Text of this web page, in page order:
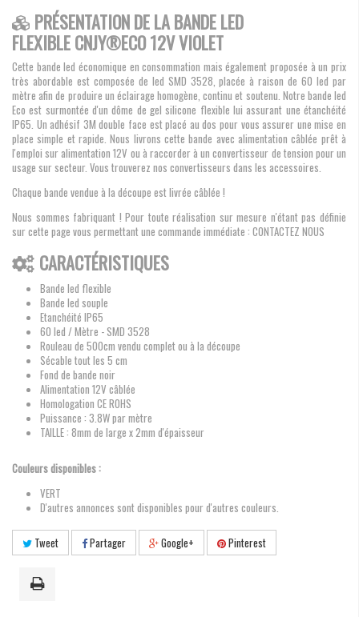
PRÉSENTATION DE LA BANDE LED
FLEXIBLE CNJY®ECO 12V VIOLET
Cette bande led économique en consommation mais également proposée à un prix
très abordable est composée de led SMD 3528, placée à raison de 60 led par
mètre afin de produire un éclairage homogène, continu et soutenu. Notre bande led
Eco est surmontée d'un dôme de gel silicone flexible lui assurant une étanchéité
IP65. Un adhésif 3M double face est placé au dos pour vous assurer une mise en
place simple et rapide. Nous livrons cette bande avec alimentation câblée prêt à
l'emploi sur alimentation 12V ou à raccorder à un convertisseur de tension pour un
usage sur secteur. Vous trouverez nos convertisseurs dans les accessoires.
Chaque bande vendue à la découpe est livrée câblée !
Nous sommes fabriquant ! Pour toute réalisation sur mesure n'étant pas définie
sur cette page vous permettant une commande immédiate : CONTACTEZ NOUS
CARACTÉRISTIQUES
Bande led flexible
Bande led souple
Etanchéité IP65
60 led / Mètre - SMD 3528
Rouleau de 500cm vendu complet ou à la découpe
Sécable tout les 5 cm
Fond de bande noir
Alimentation 12V câblée
Homologation CE ROHS
Puissance : 3.8W par mètre
TAILLE : 8mm de large x 2mm d'épaisseur
Couleurs disponibles :
VERT
D'autres annonces sont disponibles pour d'autres couleurs.
Tweet Partager Google+ Pinterest